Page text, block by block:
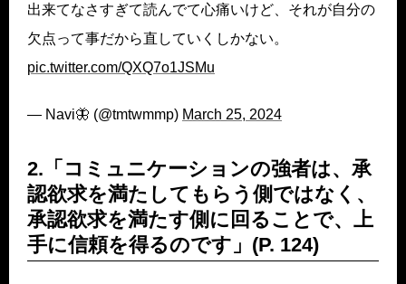
出来てなさすぎて読んでて心痛いけど、それが自分の
欠点って事だから直していくしかない。
pic.twitter.com/QXQ7o1JSMu
— Navi🦋 (@tmtwmmp) March 25, 2024
2.「コミュニケーションの強者は、承
認欲求を満たしてもらう側ではなく、
承認欲求を満たす側に回ることで、上
手に信頼を得るのです」(P. 124)